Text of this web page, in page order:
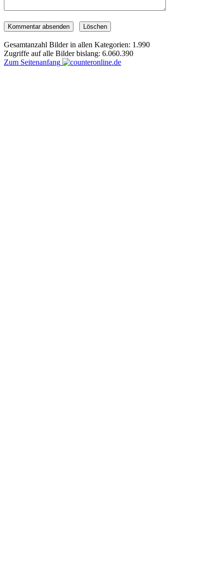
Gesamtanzahl Bilder in allen Kategorien: 1.990
Zugriffe auf alle Bilder bislang: 6.060.390
Zum Seitenanfang